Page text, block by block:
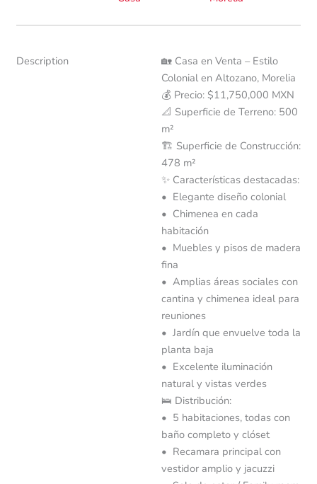
Description
🏡 Casa en Venta – Estilo
Colonial en Altozano, Morelia
💰 Precio: $11,750,000 MXN
📐 Superficie de Terreno: 500
m²
🏗️ Superficie de Construcción:
478 m²
✨ Características destacadas:
• Elegante diseño colonial
• Chimenea en cada
habitación
• Muebles y pisos de madera
fina
• Amplias áreas sociales con
cantina y chimenea ideal para
reuniones
• Jardín que envuelve toda la
planta baja
• Excelente iluminación
natural y vistas verdes
🛌 Distribución:
• 5 habitaciones, todas con
baño completo y clóset
• Recamara principal con
vestidor amplio y jacuzzi